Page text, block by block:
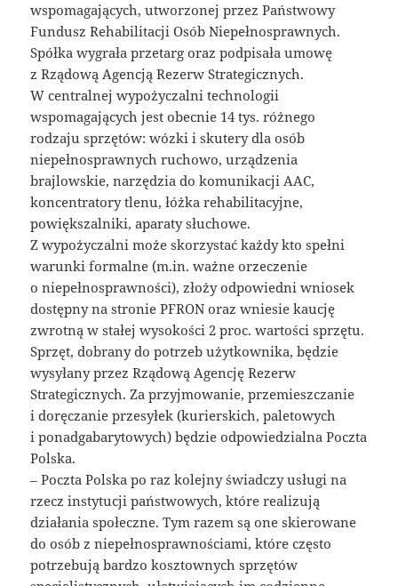
wspomagających, utworzonej przez Państwowy
Fundusz Rehabilitacji Osób Niepełnosprawnych.
Spółka wygrała przetarg oraz podpisała umowę
z Rządową Agencją Rezerw Strategicznych.
W centralnej wypożyczalni technologii
wspomagających jest obecnie 14 tys. różnego
rodzaju sprzętów: wózki i skutery dla osób
niepełnosprawnych ruchowo, urządzenia
brajlowskie, narzędzia do komunikacji AAC,
koncentratory tlenu, łóżka rehabilitacyjne,
powiększalniki, aparaty słuchowe.
Z wypożyczalni może skorzystać każdy kto spełni
warunki formalne (m.in. ważne orzeczenie
o niepełnosprawności), złoży odpowiedni wniosek
dostępny na stronie PFRON oraz wniesie kaucję
zwrotną w stałej wysokości 2 proc. wartości sprzętu.
Sprzęt, dobrany do potrzeb użytkownika, będzie
wysyłany przez Rządową Agencję Rezerw
Strategicznych. Za przyjmowanie, przemieszczanie
i doręczanie przesyłek (kurierskich, paletowych
i ponadgabarytowych) będzie odpowiedzialna Poczta
Polska.
– Poczta Polska po raz kolejny świadczy usługi na
rzecz instytucji państwowych, które realizują
działania społeczne. Tym razem są one skierowane
do osób z niepełnosprawnościami, które często
potrzebują bardzo kosztownych sprzętów